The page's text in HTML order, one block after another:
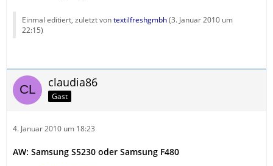
Einmal editiert, zuletzt vontextilfreshgmbh(3. Januar 2010 um
22:15)
claudia86
Gast
4. Januar 2010 um 18:23
AW: Samsung S5230 oder Samsung F480